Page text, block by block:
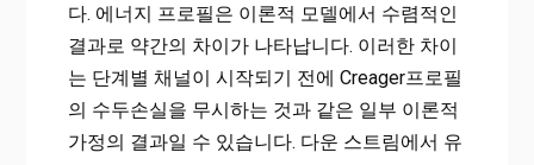
다. 에너지 프로필은 이론적 모델에서 수렴적인
결과로 약간의 차이가 나타납니다. 이러한 차이
는 단계별 채널이 시작되기 전에 Creager프로필
의 수두손실을 무시하는 것과 같은 일부 이론적
가정의 결과일 수 있습니다. 다운 스트림에서 유